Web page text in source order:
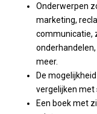
Onderwerpen
marketing,
communicatie,
meer.
De
vergelijken met
Een boek met